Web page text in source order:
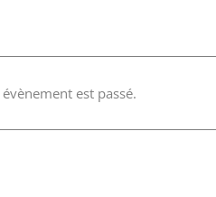
évènement est passé.
de